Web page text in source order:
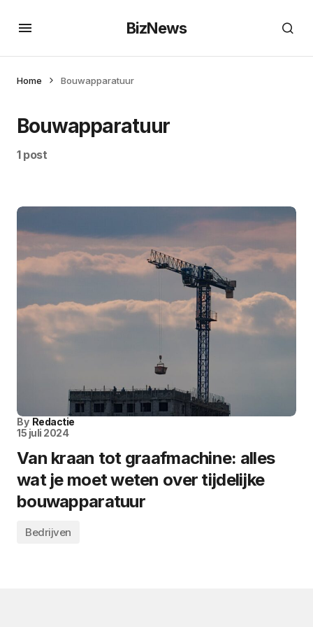
BizNews
Home Bouwapparatuur
Bouwapparatuur
1 post
By Redactie
15 juli 2024
Van kraan tot graafmachine: alles
wat je moet weten over tijdelijke
bouwapparatuur
Bedrijven